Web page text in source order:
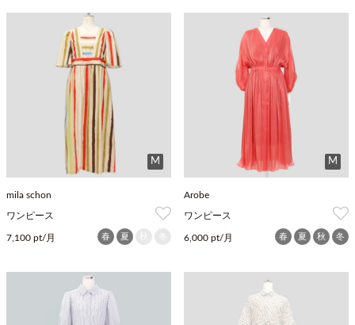
M
mila schon
ワンピース
7,100 pt/月 春 夏
M
Arobe
ワンピース
6,000 pt/月 春 夏 秋 冬